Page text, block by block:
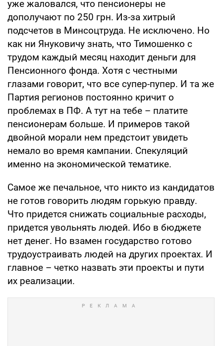
уже жаловался, что пенсионеры не
дополучают по 250 грн. Из-за хитрый
подсчетов в Минсоцтруда. Не исключено. Но
как ни Януковичу знать, что Тимошенко с
трудом каждый месяц находит деньги для
Пенсионного фонда. Хотя с честными
глазами говорит, что все супер-пупер. И та же
Партия регионов постоянно кричит о
проблемах в ПФ. А тут на тебе – платите
пенсионерам больше. И примеров такой
двойной морали нем предстоит увидеть
немало во время кампании. Спекуляций
именно на экономической тематике.
Самое же печальное, что никто из кандидатов
не готов говорить людям горькую правду.
Что придется снижать социальные расходы,
придется увольнять людей. Ибо в бюджете
нет денег. Но взамен государство готово
трудоустраивать людей на других проектах. И
главное – четко назвать эти проекты и пути
их реализации.